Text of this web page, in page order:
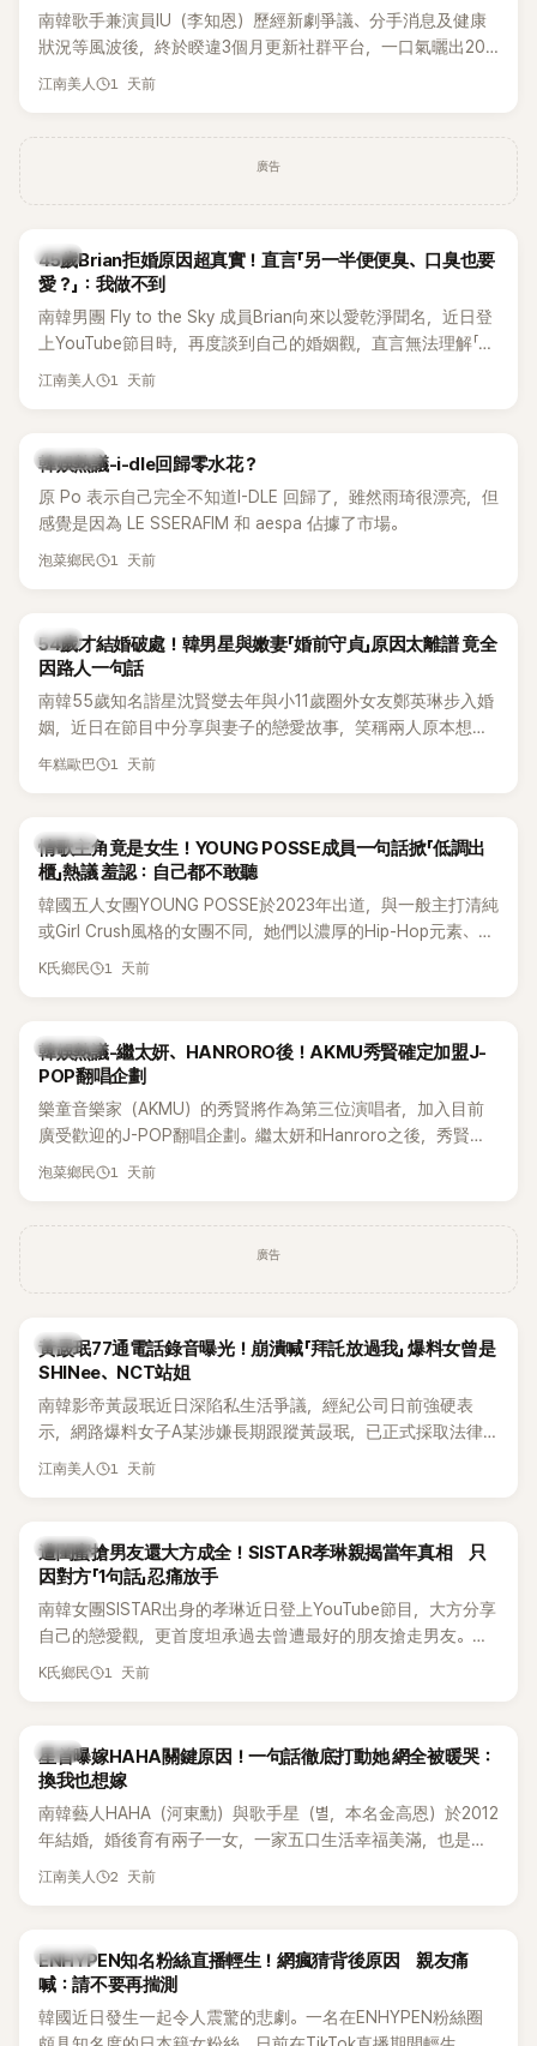
南韓歌手兼演員IU（李知恩）歷經新劇爭議、分手消息及健康
狀況等風波後，終於睽違3個月更新社群平台，一口氣曬出20
張近況照，讓大批粉絲又驚又喜。不過，比起照片本身，更引
江南美人 1 天前
廣告
韓星
45歲Brian拒婚原因超真實！直言「另一半便便臭、口臭也要
愛？」：我做不到
南韓男團 Fly to the Sky 成員Brian向來以愛乾淨聞名，近日登
上YouTube節目時，再度談到自己的婚姻觀，直言無法理解「連
另一半的口臭、便便臭都要愛」這種說法，更大方表明自己是不
江南美人 1 天前
熱議討論
韓娛熱議-i-dle回歸零水花？
原 Po 表示自己完全不知道I-DLE 回歸了，雖然雨琦很漂亮，但
感覺是因為 LE SSERAFIM 和 aespa 佔據了市場。
泡菜鄉民 1 天前
韓星
54歲才結婚破處！韓男星與嫩妻「婚前守貞」原因太離譜 竟全
因路人一句話
南韓55歲知名諧星沈賢燮去年與小11歲圈外女友鄭英琳步入婚
姻，近日在節目中分享與妻子的戀愛故事，笑稱兩人原本想享
受兩人世界，沒想到站在飯店門口時竟被路人認出，還一路替
年糕歐巴 1 天前
K-POP
情歌主角竟是女生！YOUNG POSSE成員一句話掀「低調出
櫃」熱議 羞認：自己都不敢聽
韓國五人女團YOUNG POSSE於2023年出道，與一般主打清純
或Girl Crush風格的女團不同，她們以濃厚的Hip-Hop元素、自
創Rap及成員親自參與創作為特色，MV也融入美式街頭、塗
為第五代女團中極具辨識度的新生代代表之一。
K氏鄉民 1 天前
熱議討論
韓娛熱議-繼太妍、HANRORO後！AKMU秀賢確定加盟J-
POP翻唱企劃
樂童音樂家（AKMU）的秀賢將作為第三位演唱者，加入目前
廣受歡迎的J-POP翻唱企劃。繼太妍和Hanroro之後，秀賢已
獲選為第三首翻唱歌曲的主唱，並於近期完成錄音。
泡菜鄉民 1 天前
廣告
韓星
黃晸珉77通電話錄音曝光！崩潰喊「拜託放過我」 爆料女曾是
SHINee、NCT站姐
南韓影帝黃晸珉近日深陷私生活爭議，經紀公司日前強硬表
示，網路爆料女子A某涉嫌長期跟蹤黃晸珉，已正式採取法律
行動。不過，A並未停止發聲，持續透過社群平台公開爆料，反
的錄音內容，而A也首度承認自己過去曾是SHINee、NCT等偶
像團體的「站姐」，事件持續延燒。
江南美人 1 天前
K-POP
遭閨蜜搶男友還大方成全！SISTAR孝琳親揭當年真相 只
因對方「1句話」忍痛放手
南韓女團SISTAR出身的孝琳近日登上YouTube節目，大方分享
自己的戀愛觀，更首度坦承過去曾遭最好的朋友搶走男友。她
表示，當時選擇瀟灑放手，但如果同樣的事情現在再發生，「我
K氏鄉民 1 天前
韓星
星首曝嫁HAHA關鍵原因！一句話徹底打動她 網全被暖哭：
換我也想嫁
南韓藝人HAHA（河東勳）與歌手星（별，本名金高恩）於2012
年結婚，婚後育有兩子一女，一家五口生活幸福美滿，也是韓
國演藝圈公認的模範夫妻。近日，星首度公開當年決定嫁給
江南美人 2 天前
K-POP
ENHYPEN知名粉絲直播輕生！網瘋猜背後原因 親友痛
喊：請不要再揣測
韓國近日發生一起令人震驚的悲劇。一名在ENHYPEN粉絲圈